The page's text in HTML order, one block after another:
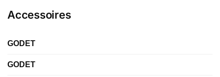
Accessoires
GODET
Étiquette
GODET